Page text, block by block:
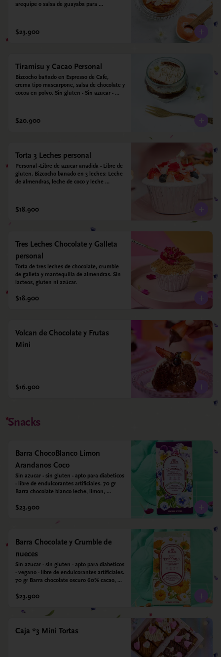
arequipe o salsa de guayaba para
$23.900
Tiramisu y Cacao Personal
Bizcocho bañado en Espresso de Cafe,
crema tipo mascarpone, salsa de chocolate y
cocoa en polvo. Sin gluten - Sin azucar -
$20.900
Torta 3 Leches personal
Personal -Libre de azucar anadida - Libre de
gluten. Bizcocho banado en 3 leches: Leche
de almendras, leche de coco y leche
endulzado con estevia 95%, miel de agave
5%.
$18.900
Tres Leches Chocolate y Galleta
personal
Torta de tres leches de chocolate, crumble
de galleta y mantequilla de almendras. Sin
lacteos, gluten ni azúcar.
$18.900
Volcan de Chocolate y Frutas
Mini
$16.900
Snacks
Barra ChocoBlanco Limon
Arandanos Coco
Sin azucar - sin gluten - apto para diabeticos
- libre de endulcorantes artificiales. 70 gr
Barra chocolate blanco leche, limon,
con alulosa.
$23.900
Barra Chocolate y Crumble de
nueces
Sin azucar - sin gluten - apto para diabeticos
- vegano - libre de endulcorantes artificiales.
70 gr Barra chocolate oscuro 60% cacao,
sal marina. Endulzada con alulosa.
$23.900
Caja *3 Mini Tortas